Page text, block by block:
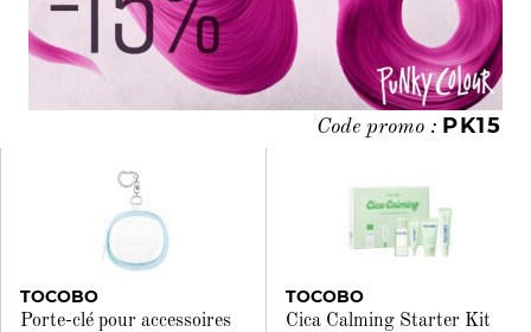
TOCOBO
Porte-clé pour accessoires
TOCOBO
Cica Calming Starter Kit
Code promo : PK15